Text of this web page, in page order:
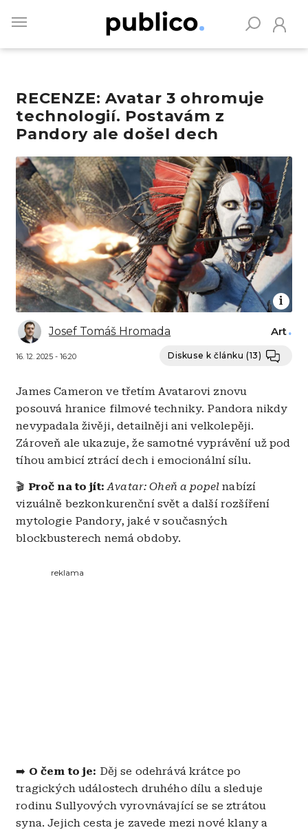
main
RECENZE: Avatar 3 ohromuje
technologií. Postavám z
Pandory ale došel dech
Obrázek
Josef Tomáš Hromada
16. 12. 2025 - 16:20
Art
Diskuse k článku(13)
James Cameron ve třetím Avatarovi znovu
posouvá hranice filmové techniky. Pandora nikdy
nevypadala živěji, detailněji ani velkolepěji.
Zároveň ale ukazuje, že samotné vyprávění už pod
tíhou ambicí ztrácí dech i emocionální sílu.
🎬 Proč na to jít: Avatar: Oheň a popel nabízí
vizuálně bezkonkurenční svět a další rozšíření
mytologie Pandory, jaké v současných
blockbusterech nemá obdoby.
reklama
➡️ O čem to je: Děj se odehrává krátce po
tragických událostech druhého dílu a sleduje
rodinu Sullyových vyrovnávající se se ztrátou
syna. Jejich cesta je zavede mezi nové klany a
Vyhledávejte na Publiku